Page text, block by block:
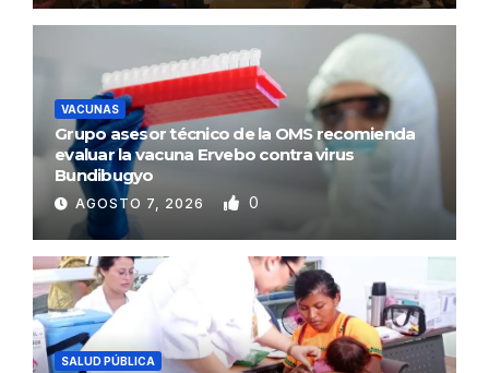
VACUNAS
Grupo asesor técnico de la OMS recomienda
evaluar la vacuna Ervebo contra virus
Bundibugyo
AGOSTO 7, 2026 0
SALUD PÚBLICA